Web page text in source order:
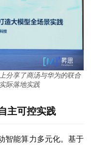
分享了商汤与华为的联合
际落地实践
主可控实践
智能算力多元化。基于